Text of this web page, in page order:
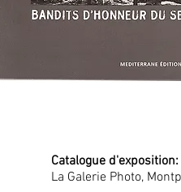
Catalogue d'exposition:
La Galerie Photo,